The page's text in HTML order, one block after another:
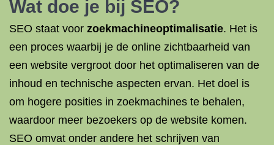
Wat doe je bij SEO?
SEO staat voor zoekmachineoptimalisatie. Het is
een proces waarbij je de online zichtbaarheid van
een website vergroot door het optimaliseren van de
inhoud en technische aspecten ervan. Het doel is
om hogere posities in zoekmachines te behalen,
waardoor meer bezoekers op de website komen.
SEO omvat onder andere het schrijven van